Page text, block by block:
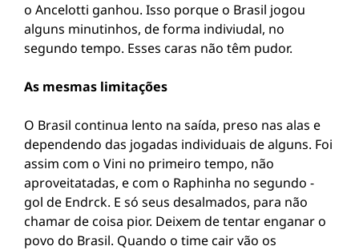
o Ancelotti ganhou. Isso porque o Brasil jogou
alguns minutinhos, de forma indiviudal, no
segundo tempo. Esses caras não têm pudor.
As mesmas limitações
O Brasil continua lento na saída, preso nas alas e
dependendo das jogadas individuais de alguns. Foi
assim com o Vini no primeiro tempo, não
aproveitatadas, e com o Raphinha no segundo -
gol de Endrck. E só seus desalmados, para não
chamar de coisa pior. Deixem de tentar enganar o
povo do Brasil. Quando o time cair vão os